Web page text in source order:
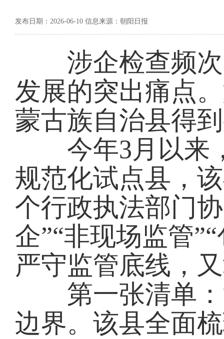
发布日期：2026-06-10 信息来源：朝阳日报
涉企检查频次
发展的突出痛点
蒙古族自治县得
今年3月以来，
规范化试点县，
个行政执法部门
企”“非现场监管
严守监管底线，
第一张清单：
边界。该县全面